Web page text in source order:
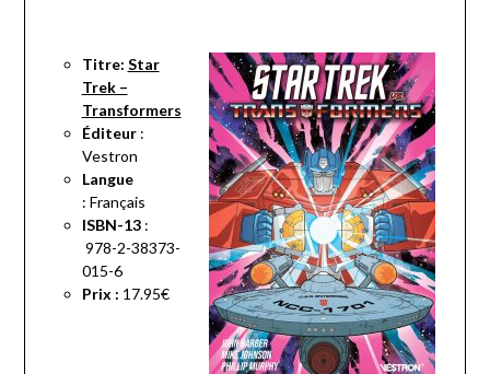
Titre: Star
Trek –
Transformers
Éditeur:
Vestron
Langue
: Français
ISBN-13:
978-2-38373-
015-6
Prix : 17.95€